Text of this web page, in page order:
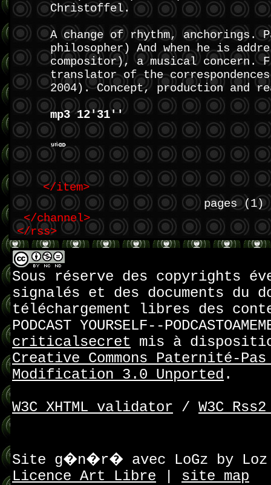
Christoffel.
A change of rhythm, anchorings.
philosopher) And when he is
compositor), a musical concern.
translator of the
2004). Concept, production
mp3 12'31''
</item>
pages(1)
</channel>
</rss>
Sous réserve des copyrights
signalés et des documents du
téléchargement libres des
PODCAST YOURSELF--
criticalsecret mis à
Creative Commons Paternité-
Modification 3.0 Unported .
W3C XHTML validator / W3C
Site g�n�r� avec LoGz by
Licence Art Libre
site map